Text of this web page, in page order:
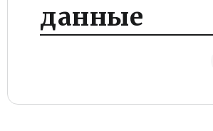
данные